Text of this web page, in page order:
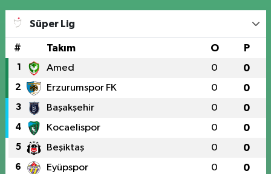
Süper Lig
# Takım O P
1 Amed 0 0
2 Erzurumspor FK 0 0
3 Başakşehir 0 0
4 Kocaelispor 0 0
5 Beşiktaş 0 0
6 Eyüpspor 0 0